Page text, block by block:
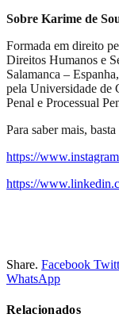
Sobre Karime de
Formada em direito
Direitos Humanos e
Salamanca –
pela Universidade de
Penal e Processual
Para saber mais, basta
https://
https://
Share. Facebook
WhatsApp
Relacionados